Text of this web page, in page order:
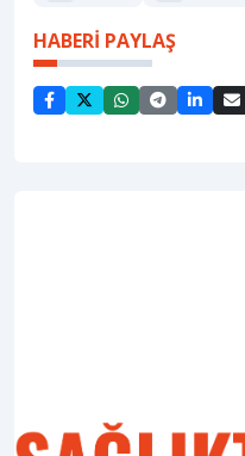
HABERİ PAYLAŞ